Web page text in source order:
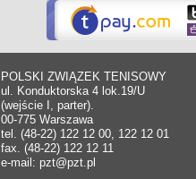
POLSKI ZWIĄZEK TENISOWY
ul. Konduktorska 4 lok.19/U
(wejście I, parter).
00-775 Warszawa
tel. (48-22) 122 12 00, 122 12 01
fax. (48-22) 122 12 11
e-mail: pzt@pzt.pl